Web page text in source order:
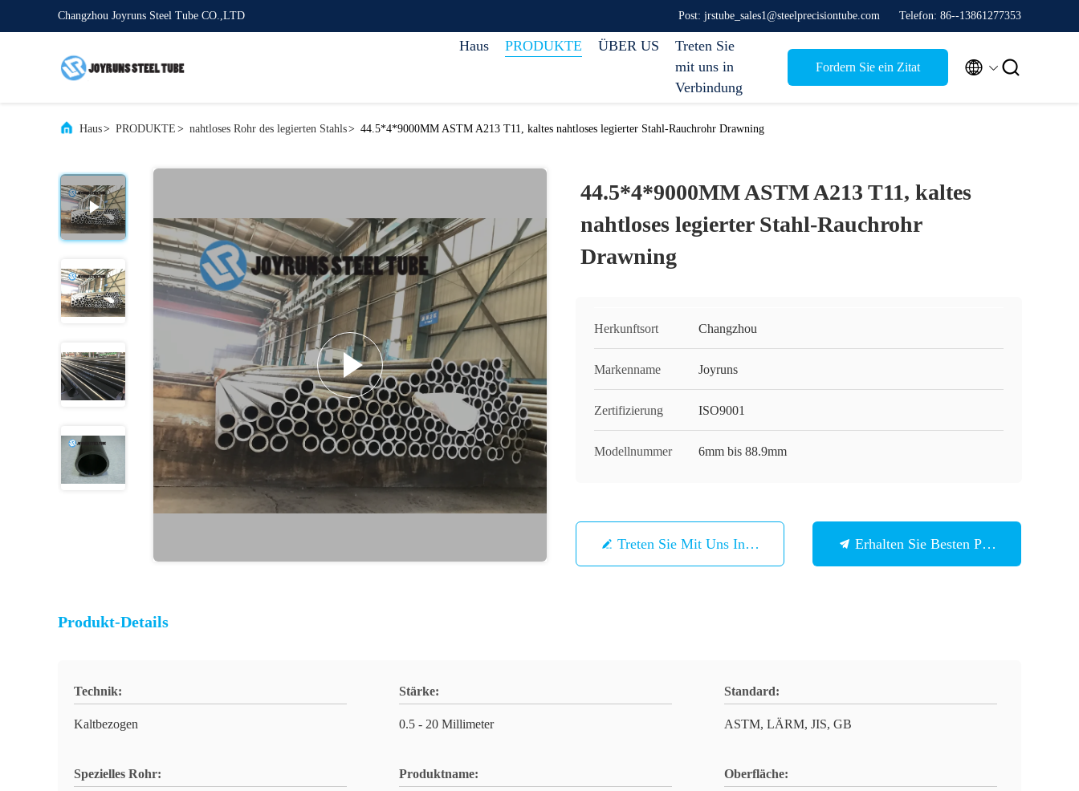
Changzhou Joyruns Steel Tube CO.,LTD Post: jrstube_sales1@steelprecisiontube.com Telefon: 86--13861277353
Haus PRODUKTE ÜBER US
Treten Sie
mit uns in
Verbindung
Fordern Sie ein Zitat  
Haus> PRODUKTE > nahtloses Rohr des legierten Stahls> 44.5*4*9000MM ASTM A213 T11, kaltes nahtloses legierter Stahl-Rauchrohr Drawning
44.5*4*9000MM ASTM A213 T11, kaltes
nahtloses legierter Stahl-Rauchrohr
Drawning
Herkunftsort Changzhou
Markenname Joyruns
Zertifizierung ISO9001
Modellnummer 6mm bis 88.9mm
Treten Sie Mit Uns In Verbindung Erhalten Sie Besten Preis
Produkt-Details
Technik:
Kaltbezogen
Stärke:
0.5 - 20 Millimeter
Standard:
ASTM, LÄRM, JIS, GB
Spezielles Rohr: Produktname: Oberfläche: